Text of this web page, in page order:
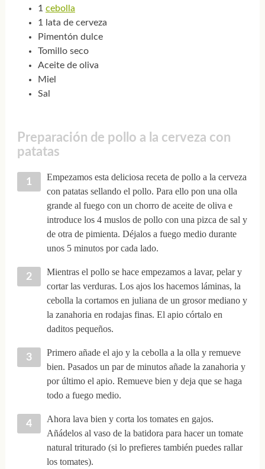
1 cebolla
1 lata de cerveza
Pimentón dulce
Tomillo seco
Aceite de oliva
Miel
Sal
Preparación de pollo a la cerveza con
patatas
Empezamos esta deliciosa receta de pollo a la cerveza
con patatas sellando el pollo. Para ello pon una olla
grande al fuego con un chorro de aceite de oliva e
introduce los 4 muslos de pollo con una pizca de sal y
de otra de pimienta. Déjalos a fuego medio durante
unos 5 minutos por cada lado.
Mientras el pollo se hace empezamos a lavar, pelar y
cortar las verduras. Los ajos los hacemos láminas, la
cebolla la cortamos en juliana de un grosor mediano y
la zanahoria en rodajas finas. El apio córtalo en
daditos pequeños.
Primero añade el ajo y la cebolla a la olla y remueve
bien. Pasados un par de minutos añade la zanahoria y
por último el apio. Remueve bien y deja que se haga
todo a fuego medio.
Ahora lava bien y corta los tomates en gajos.
Añádelos al vaso de la batidora para hacer un tomate
natural triturado (si lo prefieres también puedes rallar
los tomates).